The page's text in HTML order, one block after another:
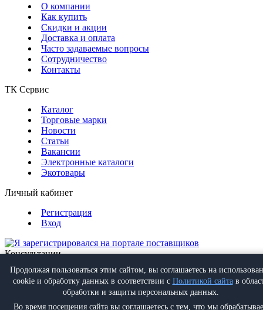
О компании
Как купить
Скидки и акции
Доставка и оплата
Часто задаваемые вопросы
Сотрудничество
Контакты
ТК Сервис
Каталог
Торговые марки
Новости
Статьи
Вакансии
Электронные каталоги
Экотовары
Личный кабинет
Регистрация
Вход
Консультации
Позвонить +7 (495) 988-07-08
Написатьinfo@proff-comfort.ru
Продолжая пользоваться этим сайтом, вы соглашаетесь на
cookie и обработку данных в соответствии с Политикой сайтав
обработки и защиты персональных данных.
Во время посещения сайта вы соглашаетесь с тем, что мы